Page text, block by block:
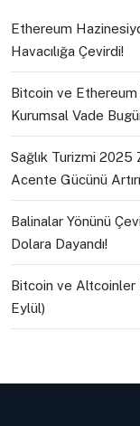
Ethereum
Havacılığa Çevirdi!
Bitcoin ve Ethereum
Kurumsal Vade
Sağlık Turizmi
Acente Gücünü
Balinalar Yönünü
Dolara Dayandı!
Bitcoin ve Altcoinler
Eylül)